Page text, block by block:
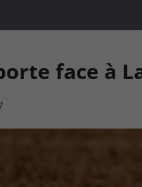
face à